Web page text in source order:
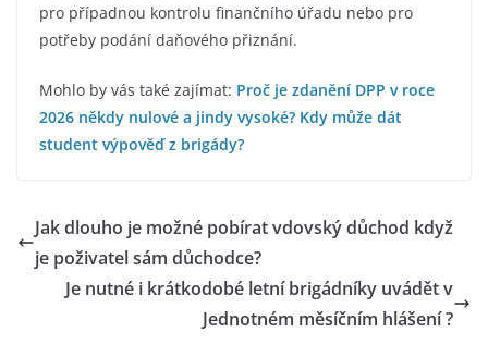
pro případnou kontrolu finančního úřadu nebo pro
potřeby podání daňového přiznání.
Mohlo by vás také zajímat: Proč je zdanění DPP v roce
2026 někdy nulové a jindy vysoké? Kdy může dát
student výpověď z brigády?
Jak dlouho je možné pobírat vdovský důchod když
je poživatel sám důchodce?
Je nutné i krátkodobé letní brigádníky uvádět v
Jednotném měsíčním hlášení ?